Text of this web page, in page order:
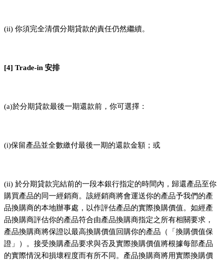
(ii) 你須完全清償分期貸款的責任仍然繼續。
[4] Trade-in 安排
(a)於分期貸款最後一期還款前，你可選擇：
(i)保留產品並全數繳付最後一期的還款金額；或
(ii) 於分期貸款完結前的一段本銀行指定的時間內，歸還產品至你
購買產品的同一經銷商。該經銷商將會運送你的產品予我們的產
品換購商的本地辦事處，以作評估產品的實際換購價值。如經產
品換購商評估你的產品符合由產品換購商指定之所有相關要求，
產品換購商將保證以最高換購價值回購你的產品（「換購價值保
證」）。接受換購產品要求與否及實際換購價值將根據每部產品
的實際情況和損壞程度而有所不同。產品換購商將用實際換購價